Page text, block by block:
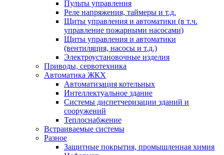
Пульты управления
Реле напряжения, таймеры и т.д.
Щиты управления и автоматики (в т.ч.
управление пожарными насосами)
Щиты управления и автоматики
(вентиляция, насосы и т.д.)
Электроустановочные изделия
Приводы, сервотехника
Автоматика ЖКХ
Автоматизация котельных
Интеллектуальное здание
Системы диспетчеризации зданий и
сооружений
Теплоснабжение
Встраиваемые системы
Разное
Защитные покрытия, промышленная химия